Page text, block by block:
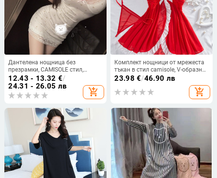
Дантелена нощница без
презрамки, CAMISOLE стил,
полиестер, тънък материал
12.43 - 13.32 €/
24.31 - 26.05 лв
add_shopping_cart
Комплект нощници от мрежеста
тъкан в стил camisole, V-образно
деколте, 80–90% акрилни влакна,
тънка материя 121–140 g/m²,
дишащ и удобен
23.98 €/46.90 лв
add_shopping_cart